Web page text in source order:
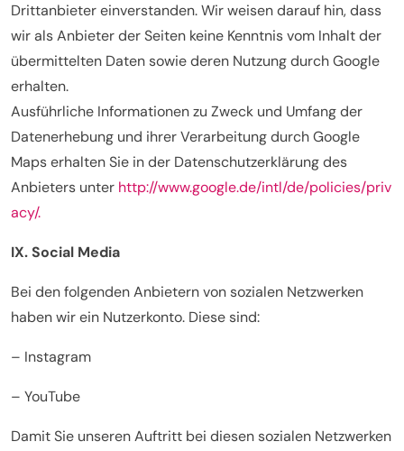
Drittanbieter einverstanden. Wir weisen darauf hin, dass
wir als Anbieter der Seiten keine Kenntnis vom Inhalt der
übermittelten Daten sowie deren Nutzung durch Google
erhalten.
Ausführliche Informationen zu Zweck und Umfang der
Datenerhebung und ihrer Verarbeitung durch Google
Maps erhalten Sie in der Datenschutzerklärung des
Anbieters unter http://www.google.de/intl/de/policies/priv
acy/.
IX. Social Media
Bei den folgenden Anbietern von sozialen Netzwerken
haben wir ein Nutzerkonto. Diese sind:
– Instagram
– YouTube
Damit Sie unseren Auftritt bei diesen sozialen Netzwerken